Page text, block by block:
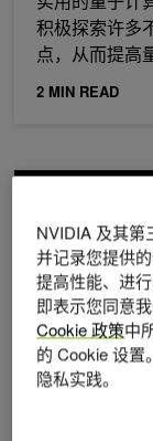
积极探索许多
点，从而提高
2 MIN READ
针对大规模分子动
NVIDIA 及其第
并记录您提供
提高性能、进
即表示您同意
Cookie 政策中
的 Cookie 设置
隐私实践。